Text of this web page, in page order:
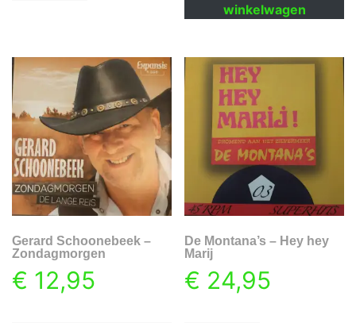
winkelwagen
Gerard Schoonebeek –
Zondagmorgen
€ 12,95
De Montana’s – Hey hey
Marij
€ 24,95